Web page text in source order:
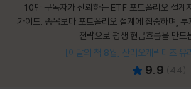
10만 구독자가 신뢰하는 ETF 포트폴리오 설계
가이드. 종목보다 포트폴리오 설계에 집중하며,
전략으로 평생 현금흐름을 만드
[이달의 책 8월] 산리오캐릭터즈 유
9.9 44